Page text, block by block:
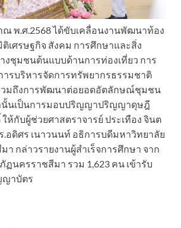
ณ พ.ศ.2568 ได้ขับเคลื่อนงานพัฒนาท้อง
เศรษฐกิจ สังคม การศึกษาและสิ่ง
งชุมชนต้นแบบด้านการท่องเที่ยว การ
รบริหารจัดการทรัพยากรธรรมชาติ
วมถึงการพัฒนาต่อยอดอัตลักษณ์ชุมชน
กนั้นเป็นการมอบปริญญาปริญญาดุษฎี
กับผู้ช่วยศาสตราจารย์ ประเทือง จินต
.อดิศร เนาวนนท์ อธิการบดีมหาวิทยาลัย
กล่าวรายงานผู้สำเร็จการศึกษา จาก
นครราชสีมา รวม 1,623 คน เข้ารับ
ญาบัตร